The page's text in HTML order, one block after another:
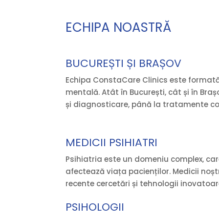
ECHIPA NOASTRĂ
BUCUREȘTI ȘI BRAȘOV
Echipa ConstaCare Clinics este
mentală. Atât în București, cât și în
și diagnosticare, până la tratamente
MEDICII PSIHIATRI
Psihiatria este un domeniu complex,
afectează viața pacienților. Medicii
recente cercetări și tehnologii
PSIHOLOGII